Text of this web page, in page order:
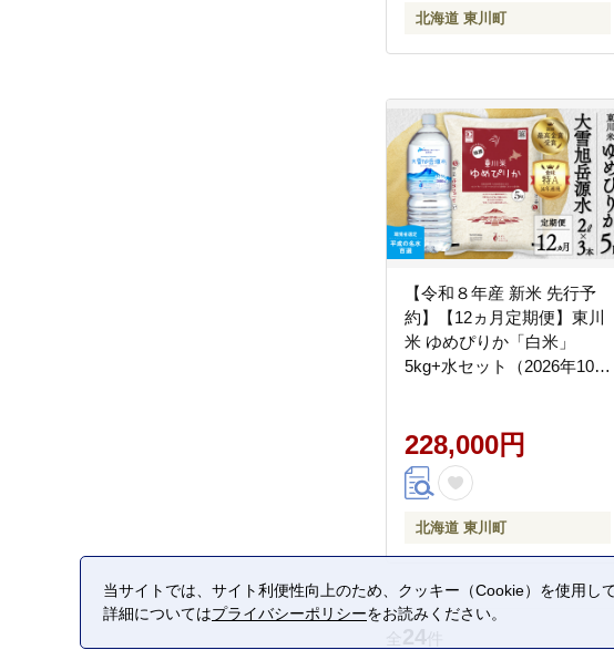
北海道 東川町
【令和８年産 新米 先行予
約】【12ヵ月定期便】東川
米 ゆめぴりか「白米」
5kg+水セット（2026年10月
228,000円
北海道 東川町
24
当サイトでは、サイト利便性向上のため、クッキー（Cookie）を使用し
詳細についてはプライバシーポリシーをお読みください。